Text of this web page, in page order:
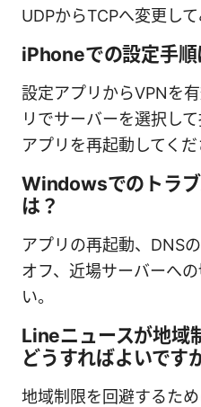
UDPからTCPへ変更して
iPhoneでの設定手順
設定アプリからVPNを
リでサーバーを選択し
アプリを再起動してくだ
Windowsでのトラ
は？
アプリの再起動、DNS
オフ、近場サーバーへ
い。
Lineニュースが地域
どうすればよいです
地域制限を回避するた